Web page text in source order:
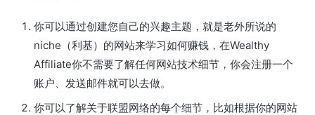
你可以通过创建您自己的兴趣主题，就是老外所说的
niche（利基）的网站来学习如何赚钱，在Wealthy
Affiliate你不需要了解任何网站技术细节，你会注册一个
账户、发送邮件就可以去做。
你可以了解关于联盟网络的每个细节，比如根据你的网站